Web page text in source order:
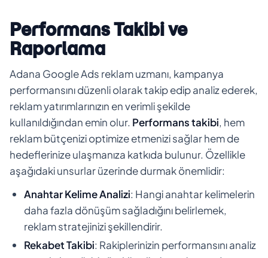
Performans Takibi ve
Raporlama
Adana Google Ads reklam uzmanı, kampanya
performansını düzenli olarak takip edip analiz ederek,
reklam yatırımlarınızın en verimli şekilde
kullanıldığından emin olur. Performans takibi, hem
reklam bütçenizi optimize etmenizi sağlar hem de
hedeflerinize ulaşmanıza katkıda bulunur. Özellikle
aşağıdaki unsurlar üzerinde durmak önemlidir:
Anahtar Kelime Analizi: Hangi anahtar kelimelerin
daha fazla dönüşüm sağladığını belirlemek,
reklam stratejinizi şekillendirir.
Rekabet Takibi: Rakiplerinizin performansını analiz